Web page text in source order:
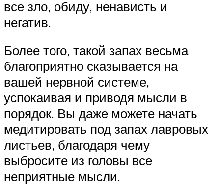
все зло, обиду, ненависть и
негатив.
Более того, такой запах весьма
благоприятно сказывается на
вашей нервной системе,
успокаивая и приводя мысли в
порядок. Вы даже можете начать
медитировать под запах лавровых
листьев, благодаря чему
выбросите из головы все
неприятные мысли.